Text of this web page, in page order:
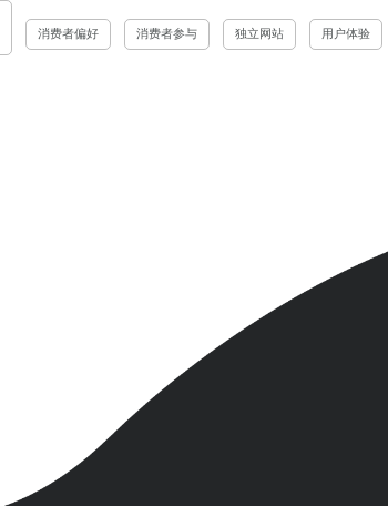
消费者偏好 消费者参与 独立网站 用户体验